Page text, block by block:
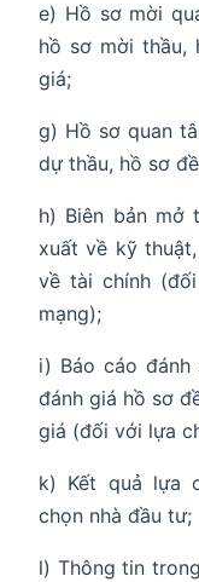
e) Hồ sơ mời
hồ sơ mời thầu,
giá;
g) Hồ sơ quan
dự thầu, hồ sơ
h) Biên bản mở
xuất về kỹ
về tài chính
mạng);
i) Báo cáo
đánh giá hồ sơ
giá (đối với lựa
k) Kết quả lựa
chọn nhà đầu tư;
l) Thông tin